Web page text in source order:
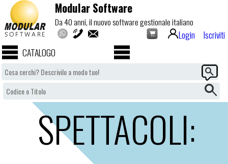
Modular Software
Da 40 anni, il nuovo software gestionale italiano
Login
Iscriviti
CATALOGO
SPETTACOLI: